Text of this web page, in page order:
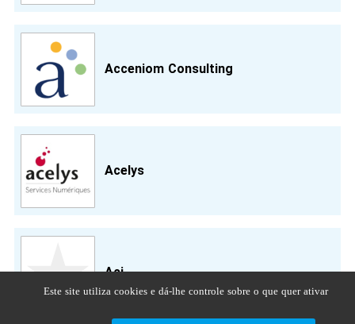
Acceniom Consulting
Acelys
Aci
Este site utiliza cookies e dá-lhe controle sobre o que quer ativar